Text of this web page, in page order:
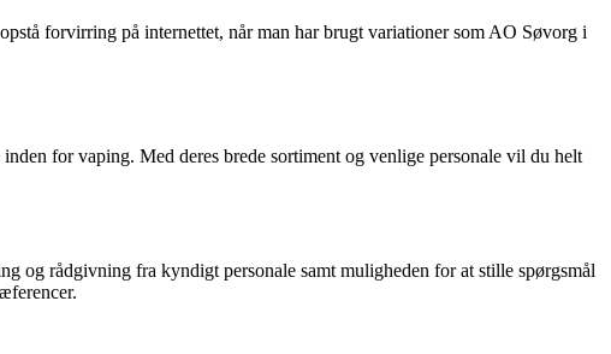
forvirring på internettet, når man har brugt variationer som AO Søvorg i
for vaping. Med deres brede sortiment og venlige personale vil du helt
og rådgivning fra kyndigt personale samt muligheden for at stille spørgsmål